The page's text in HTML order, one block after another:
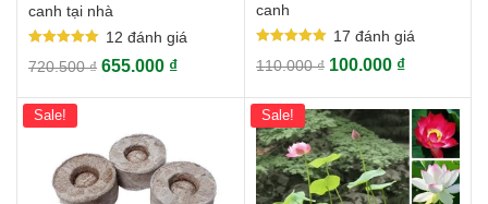
canh tại nhà
5.00
12 đánh giá
720.500₫ 655.000 ₫
canh
5.00
17 đánh giá
110.000₫ 100.000 ₫
Sale! Sale!